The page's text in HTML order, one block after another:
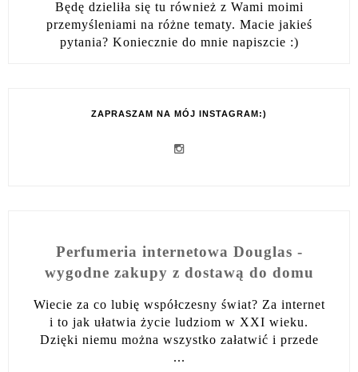
Będę dzieliła się tu również z Wami moimi
przemyśleniami na różne tematy. Macie jakieś
pytania? Koniecznie do mnie napiszcie :)
ZAPRASZAM NA MÓJ INSTAGRAM:)
Perfumeria internetowa Douglas -
wygodne zakupy z dostawą do domu
Wiecie za co lubię współczesny świat? Za internet
i to jak ułatwia życie ludziom w XXI wieku.
Dzięki niemu można wszystko załatwić i przede
...